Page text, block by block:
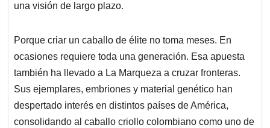
una visión de largo plazo.
Porque criar un caballo de élite no toma meses. En
ocasiones requiere toda una generación. Esa apuesta
también ha llevado a La Marqueza a cruzar fronteras.
Sus ejemplares, embriones y material genético han
despertado interés en distintos países de América,
consolidando al caballo criollo colombiano como uno de